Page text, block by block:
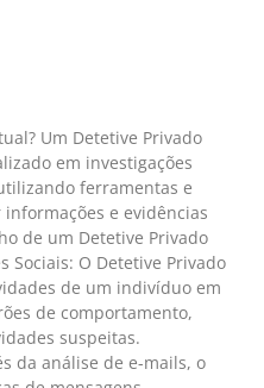
Um Detetive Privado
em investigações
ferramentas e
e evidências
de um Detetive Privado
Sociais: O Detetive Privado
de um indivíduo em
de comportamento,
suspeitas.
da análise de e-mails, o